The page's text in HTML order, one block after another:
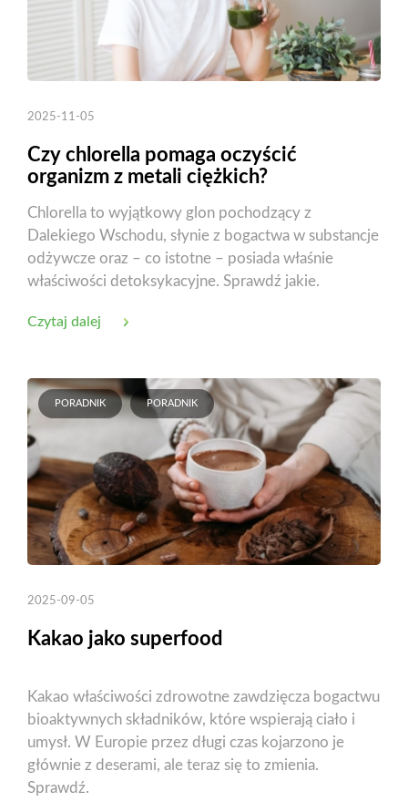
2025-11-05
Czy chlorella pomaga oczyścić
organizm z metali ciężkich?
Chlorella to wyjątkowy glon pochodzący z
Dalekiego Wschodu, słynie z bogactwa w substancje
odżywcze oraz – co istotne – posiada właśnie
właściwości detoksykacyjne. Sprawdź jakie.
Czytaj dalej
PORADNIK PORADNIK
2025-09-05
Kakao jako superfood
Kakao właściwości zdrowotne zawdzięcza bogactwu
bioaktywnych składników, które wspierają ciało i
umysł. W Europie przez długi czas kojarzono je
głównie z deserami, ale teraz się to zmienia.
Sprawdź.